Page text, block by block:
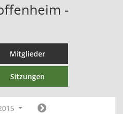
-
Mitglieder
Sitzungen